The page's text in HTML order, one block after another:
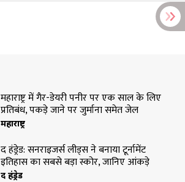
महाराष्ट्र में गैर-डेयरी पनीर पर एक साल के लिए
प्रतिबंध, पकड़े जाने पर जुर्माना समेत जेल
महाराष्ट्र
द हंड्रेड: सनराइजर्स लीड्स ने बनाया टूर्नामेंट
इतिहास का सबसे बड़ा स्कोर, जानिए आंकड़े
द हंड्रेड